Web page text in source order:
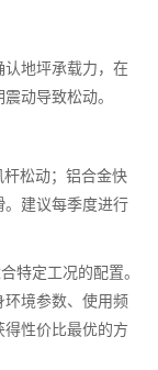
地坪承载力，在
动导致松动。
松动；铝合金快
建议每季度进行
特定工况的配置。
境参数、使用频
性价比最优的方